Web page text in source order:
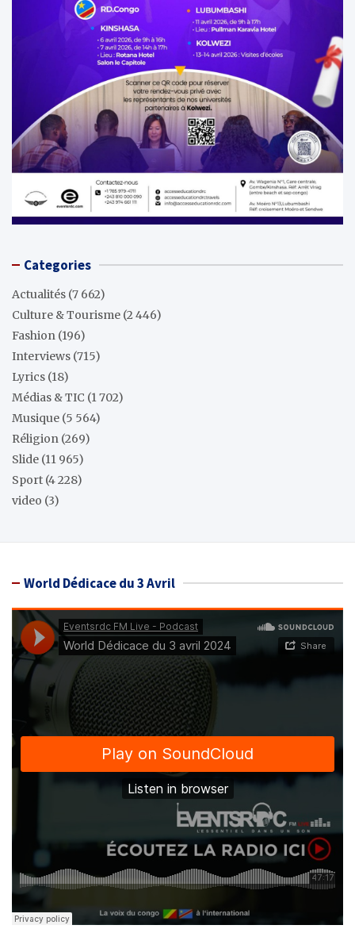
Categories
Actualités (7 662)
Culture & Tourisme (2 446)
Fashion (196)
Interviews (715)
Lyrics (18)
Médias & TIC (1 702)
Musique (5 564)
Réligion (269)
Slide (11 965)
Sport (4 228)
video (3)
World Dédicace du 3 Avril